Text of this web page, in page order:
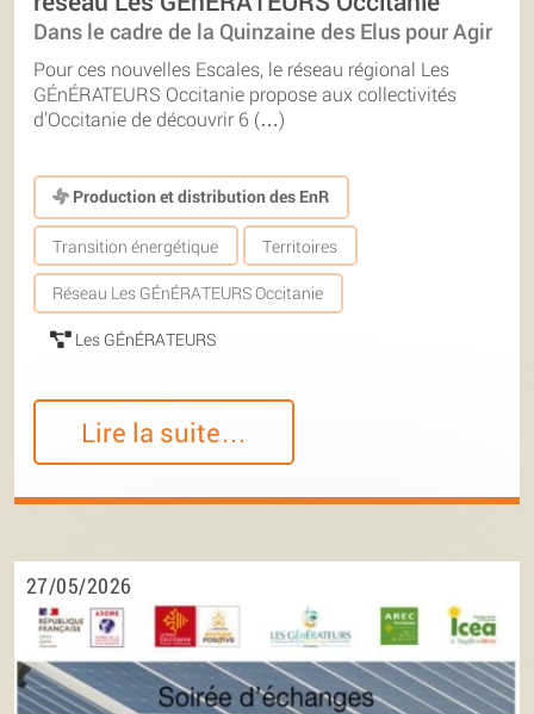
Dans le cadre de la Quinzaine des Elus pour Agir
Pour ces nouvelles Escales, le réseau régional Les
GÉnÉRATEURS Occitanie propose aux collectivités
d’Occitanie de découvrir 6 (…)
Production et distribution des EnR
Transition énergétique Territoires
Réseau Les GÉnÉRATEURS Occitanie
Les GÉnÉRATEURS
Lire la suite…
27/05/2026